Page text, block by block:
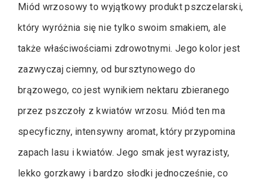
Miód wrzosowy to wyjątkowy produkt pszczelarski,
który wyróżnia się nie tylko swoim smakiem, ale
także właściwościami zdrowotnymi. Jego kolor jest
zazwyczaj ciemny, od bursztynowego do
brązowego, co jest wynikiem nektaru zbieranego
przez pszczoły z kwiatów wrzosu. Miód ten ma
specyficzny, intensywny aromat, który przypomina
zapach lasu i kwiatów. Jego smak jest wyrazisty,
lekko gorzkawy i bardzo słodki jednocześnie, co